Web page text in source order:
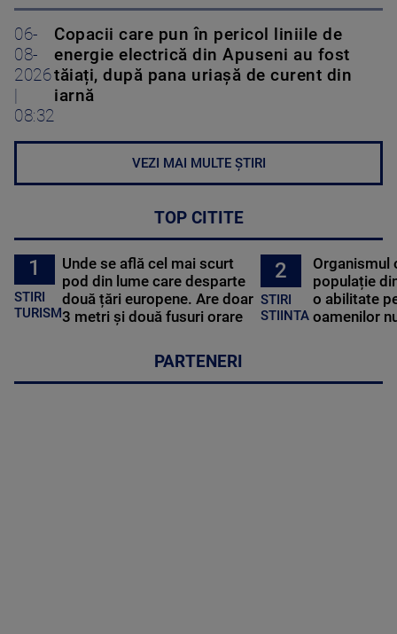
06-
08-
2026
08:32
Copacii care pun în pericol liniile de
energie electrică din Apuseni au fost
tăiați, după pana uriașă de curent din
iarnă
VEZI MAI MULTE ȘTIRI
TOP CITITE
1
STIRI
TURISM
Unde se află cel mai scurt
pod din lume care desparte
două țări europene. Are doar
3 metri și două fusuri orare
2
STIRI
STIINTA
Organismul
populație
o abilitate
oamenilor
PARTENERI